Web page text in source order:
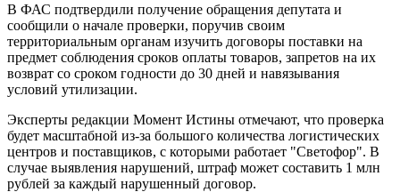
В ФАС подтвердили получение обращения депутата и
сообщили о начале проверки, поручив своим
территориальным органам изучить договоры поставки на
предмет соблюдения сроков оплаты товаров, запретов на их
возврат со сроком годности до 30 дней и навязывания
условий утилизации.
Эксперты редакции Момент Истины отмечают, что проверка
будет масштабной из-за большого количества логистических
центров и поставщиков, с которыми работает "Светофор". В
случае выявления нарушений, штраф может составить 1 млн
рублей за каждый нарушенный договор.